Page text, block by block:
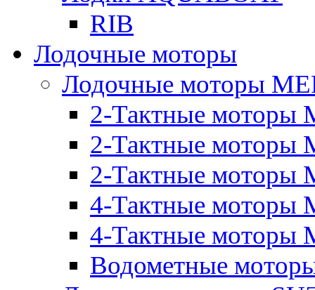
RIB
Лодочные моторы
Лодочные моторы
2-Тактные моторы
2-Тактные моторы
2-Тактные моторы
4-Тактные моторы
4-Тактные моторы
Водометные